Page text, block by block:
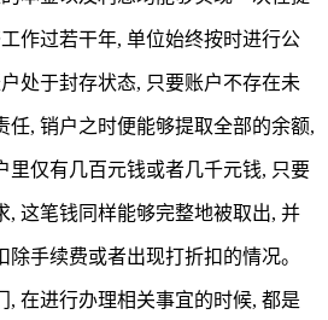
作过若干年, 单位始终按时进行公
处于封存状态, 只要账户不存在未
任, 销户之时便能够提取全部的余额,
里仅有几百元钱或者几千元钱, 只要
, 这笔钱同样能够完整地被取出, 并
手续费或者出现打折扣的情况。
, 在进行办理相关事宜的时候, 都是